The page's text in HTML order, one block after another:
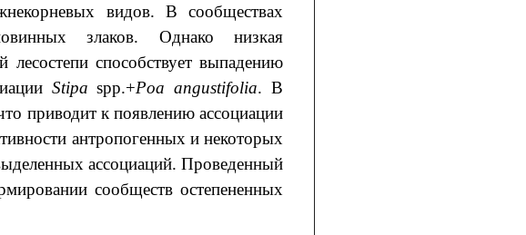
видов. В сообществах
злаков. Однако низкая
лесостепи способствует выпадению
Stipa spp.+Poa angustifolia. В
приводит к появлению ассоциации
антропогенных и некоторых
ассоциаций. Проведенный
сообществ остепененных